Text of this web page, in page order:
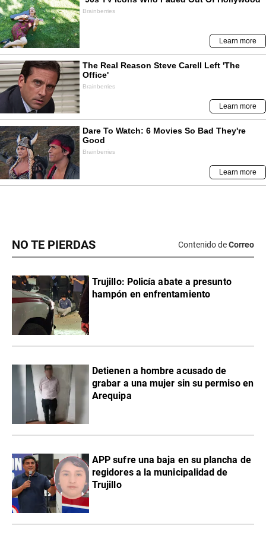
NO TE PIERDAS Contenido deCorreo
Trujillo: Policía abate a presunto
hampón en enfrentamiento
Detienen a hombre acusado de
grabar a una mujer sin su permiso en
Arequipa
APP sufre una baja en su plancha de
regidores a la municipalidad de
Trujillo